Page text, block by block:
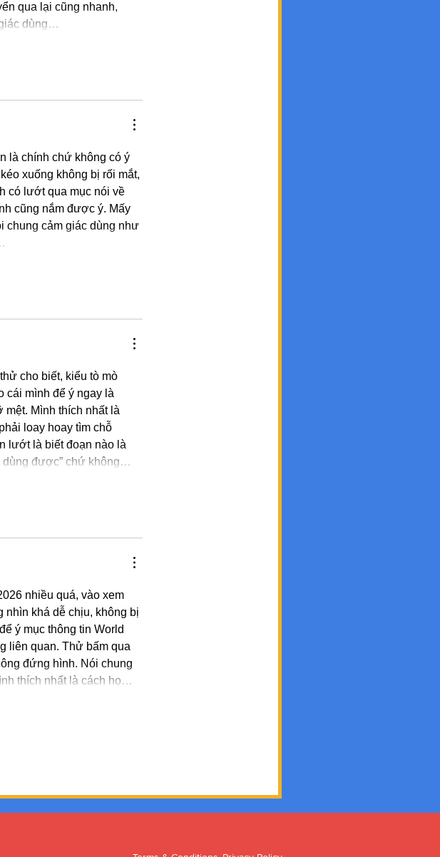
qua lại cũng nhanh,
dùng…
là chính chứ không có ý
xuống không bị rối mắt,
có lướt qua mục nói về
cũng nắm được ý. Mấy
chung cảm giác dùng như
cho biết, kiểu tò mò
cái mình để ý ngay là
mệt. Mình thích nhất là
loay hoay tìm chỗ
lướt là biết đoạn nào là
dùng được” chứ không…
nhiều quá, vào xem
nhìn khá dễ chịu, không bị
ý mục thông tin World
liên quan. Thử bấm qua
đứng hình. Nói chung
thích nhất là cách họ…